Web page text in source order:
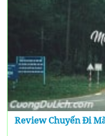
Review Chuyến Đi